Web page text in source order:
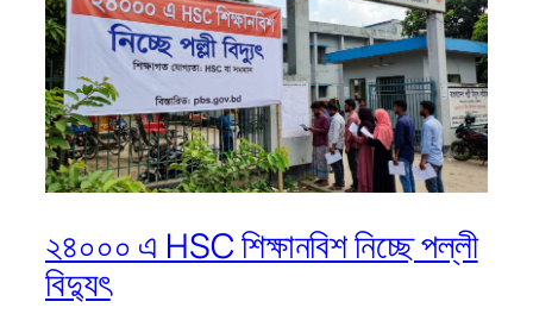
২৪০০০ এ HSC শিক্ষানবিশ নিচ্ছে পল্লী
বিদ্যুৎ